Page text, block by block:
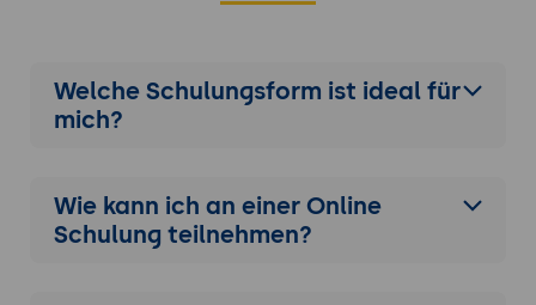
Welche Schulungsform ist ideal für
mich?
Wie kann ich an einer Online
Schulung teilnehmen?